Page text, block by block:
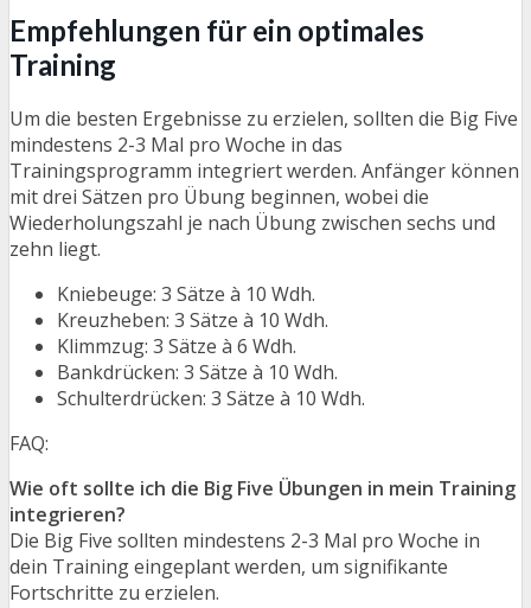
Empfehlungen für ein optimales
Training
Um die besten Ergebnisse zu erzielen, sollten die Big Five
mindestens 2-3 Mal pro Woche in das
Trainingsprogramm integriert werden. Anfänger können
mit drei Sätzen pro Übung beginnen, wobei die
Wiederholungszahl je nach Übung zwischen sechs und
zehn liegt.
Kniebeuge: 3 Sätze à 10 Wdh.
Kreuzheben: 3 Sätze à 10 Wdh.
Klimmzug: 3 Sätze à 6 Wdh.
Bankdrücken: 3 Sätze à 10 Wdh.
Schulterdrücken: 3 Sätze à 10 Wdh.
FAQ:
Wie oft sollte ich die Big Five Übungen in mein Training
integrieren?
Die Big Five sollten mindestens 2-3 Mal pro Woche in
dein Training eingeplant werden, um signifikante
Fortschritte zu erzielen.